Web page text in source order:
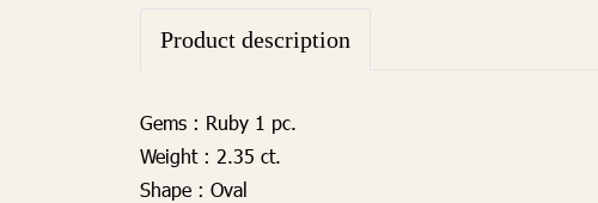
Product description
Gems : Ruby 1 pc.
Weight: 2.35 ct.
Shape : Oval